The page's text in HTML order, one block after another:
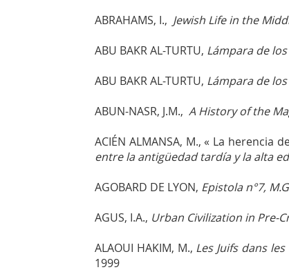
ABRAHAMS, I., Jewish Life in the
ABU BAKR AL-TURTU, Lámpara de
ABU BAKR AL-TURTU, Lámpara de
ABUN-NASR, J.M., A History of the
ACIÉN ALMANSA, M., « La
entre la antigüedad tardía y la alta
AGOBARD DE LYON, Epistola n°7,
AGUS, I.A., Urban Civilization in Pre-
ALAOUI HAKIM, M., Les Juifs dans
1999